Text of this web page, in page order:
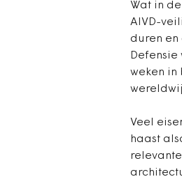
Wat in
AIVD-
duren
weken in
Veel
haast